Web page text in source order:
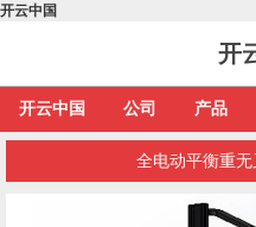
开云中国
开
开云中国 公司 产品
全电动平衡重